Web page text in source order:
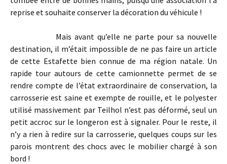
reprise et souhaite conserver la décoration du véhicule !
Mais avant qu’elle ne parte pour sa nouvelle
destination, il m’était impossible de ne pas faire un article
de cette Estafette bien connue de ma région natale. Un
rapide tour autours de cette camionnette permet de se
rendre compte de l’état extraordinaire de conservation, la
carrosserie est saine et exempte de rouille, et le polyester
utilisé massivement par Teilhol n’est pas déformé, seul un
petit accroc sur le longeron est à signaler. Pour le reste, il
n’y a rien à redire sur la carrosserie, quelques coups sur les
parois montrent des chocs avec le mobilier chargé à son
bord !